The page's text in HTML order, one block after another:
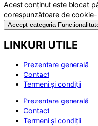
Acest conținut este blocat
corespunzătoare de cookie-
Accept categoria
LINKURI UTILE
Prezentare generală
Contact
Termeni și condiții
Prezentare generală
Contact
Termeni și condiții